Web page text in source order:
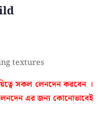
textures
সকল লেনদেন করবেন ।
এর জন্য কোনোভাবেই